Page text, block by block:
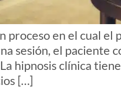
proceso en el cual
sesión, el paciente
hipnosis clínica
[…]